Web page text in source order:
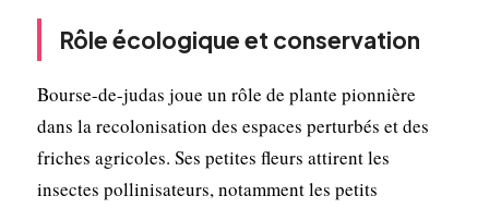
Rôle écologique et conservation
Bourse-de-judas joue un rôle de plante pionnière
dans la recolonisation des espaces perturbés et des
friches agricoles. Ses petites fleurs attirent les
insectes pollinisateurs, notamment les petits